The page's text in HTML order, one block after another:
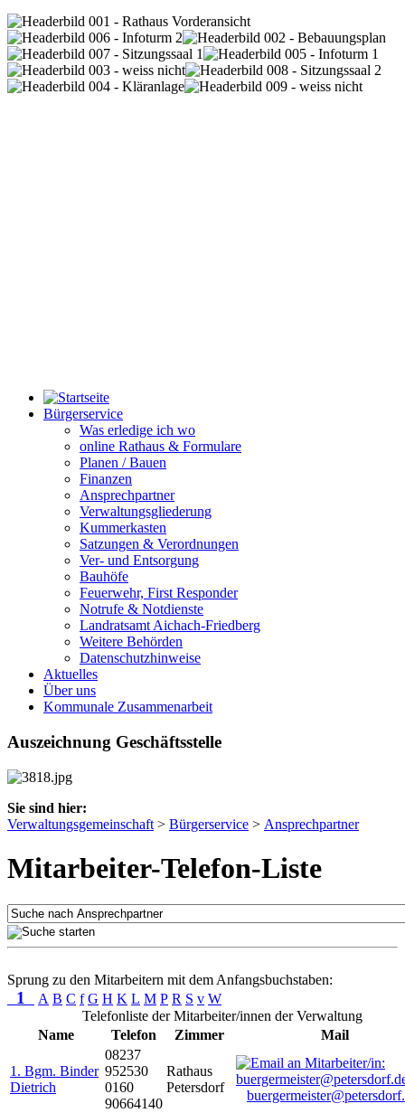
Bürgerservice
Was erledige ich wo
online Rathaus & Formulare
Planen / Bauen
Finanzen
Ansprechpartner
Verwaltungsgliederung
Kummerkasten
Satzungen & Verordnungen
Ver- und Entsorgung
Bauhöfe
Feuerwehr, First Responder
Notrufe & Notdienste
Landratsamt Aichach-Friedberg
Weitere Behörden
Datenschutzhinweise
Aktuelles
Über uns
Kommunale Zusammenarbeit
Auszeichnung Geschäftsstelle
Sie sind hier:
Verwaltungsgemeinschaft > Bürgerservice > Ansprechpartner
Mitarbeiter-Telefon-Liste
Sprung zu den Mitarbeitern mit dem Anfangsbuchstaben:
1 A B C f G H K L M P R S v W
Telefonliste der Mitarbeiter/innen der Verwaltung
Name
Telefon Zimmer Mail
1. Bgm. Binder
Dietrich
08237
952530
0160
90664140
Rathaus
Petersdorf